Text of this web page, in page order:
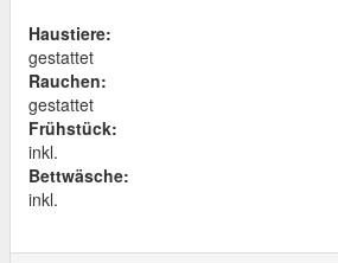
Haustiere:
gestattet
Rauchen:
gestattet
Frühstück:
inkl.
Bettwäsche:
inkl.